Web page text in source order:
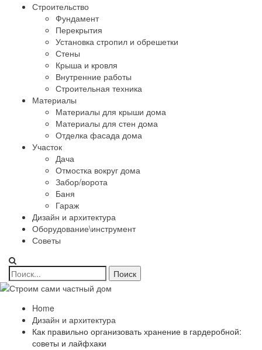
Строительство
Фундамент
Перекрытия
Установка стропил и обрешетки
Стены
Крыша и кровля
Внутренние работы
Строительная техника
Материалы
Материалы для крыши дома
Материалы для стен дома
Отделка фасада дома
Участок
Дача
Отмостка вокруг дома
Забор/ворота
Баня
Гараж
Дизайн и архитектура
Оборудование\инструмент
Советы
Home
Дизайн и архитектура
Как правильно организовать хранение в гардеробной:
советы и лайфхаки